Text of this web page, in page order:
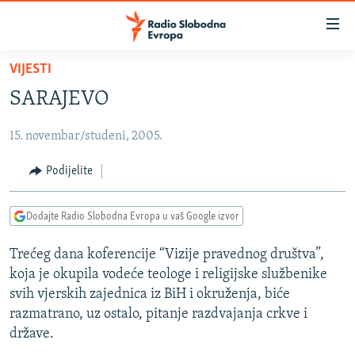
Pređite
glavni
Pređite
Pređite
pretragu
BOSNA I HERCEGOVINA
SRBIJA
KOSOVO
VIZUELNO
VIDEO
FOTOGALERIJE
INFOGRAFIKE
PODCASTI
RAT U UKRAJINI
KINA NA BALKANU
RSE PRIČE IZ SVIJETA
VIJESTI
SARAJEVO
15. novembar/studeni, 2005.
Podijelite
Dodajte Radio Slobodna Evropa u vaš Google izvor
Trećeg dana koferencije “Vizije pravednog društva”,
koja je okupila vodeće teologe i religijske službenike
svih vjerskih zajednica iz BiH i okruženja, biće
razmatrano, uz ostalo, pitanje razdvajanja crkve i
države.